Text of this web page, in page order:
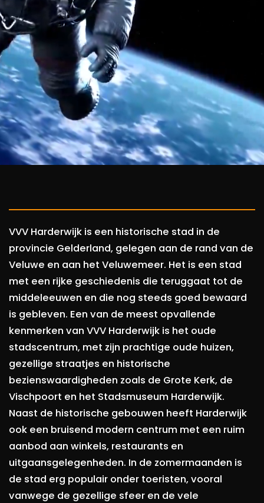
VVV Harderwijk is een historische stad in de
provincie Gelderland, gelegen aan de rand van de
Veluwe en aan het Veluwemeer. Het is een stad
met een rijke geschiedenis die teruggaat tot de
middeleeuwen en die nog steeds goed bewaard
is gebleven. Een van de meest opvallende
kenmerken van VVV Harderwijk is het oude
stadscentrum, met zijn prachtige oude huizen,
gezellige straatjes en historische
bezienswaardigheden zoals de Grote Kerk, de
Vischpoort en het Stadsmuseum Harderwijk.
Naast de historische gebouwen heeft Harderwijk
ook een bruisend modern centrum met een ruim
aanbod aan winkels, restaurants en
uitgaansgelegenheden. In de zomermaanden is
de stad erg populair onder toeristen, vooral
vanwege de gezellige sfeer en de vele